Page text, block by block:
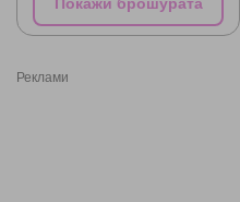
Реклами